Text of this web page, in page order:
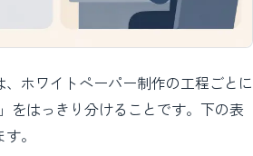
ホワイトペーパー制作の工程ごとに
をはっきり分けることです。下の表
。